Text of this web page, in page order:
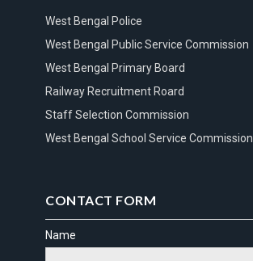
West Bengal Police
West Bengal Public Service Commission
West Bengal Primary Board
Railway Recruitment Roard
Staff Selection Commission
West Bengal School Service Commission
CONTACT FORM
Name